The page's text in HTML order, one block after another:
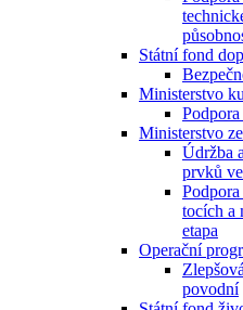
Státní fond
Ministerstvo
Ministerstvo
Údržba
prvků
tocích a
etapa
Operační
povodní